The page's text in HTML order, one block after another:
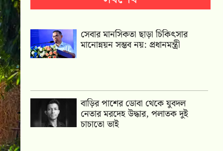
সেবার মানসিকতা ছাড়া চিকিৎসার
মানোন্নয়ন সম্ভব নয়: প্রধানমন্ত্রী
বাড়ির পাশের ডোবা থেকে যুবদল
নেতার মরদেহ উদ্ধার, পলাতক দুই
চাচাতো ভাই